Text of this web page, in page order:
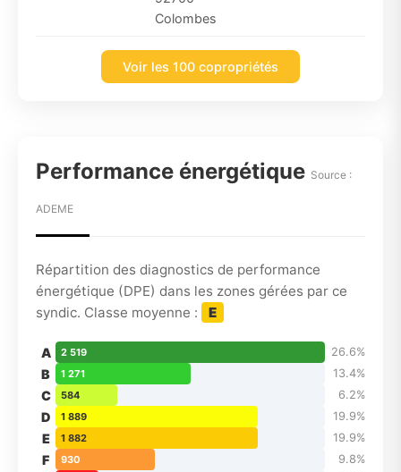
Colombes
Voir les 100 copropriétés
Performance énergétique Source :
ADEME
Répartition des diagnostics de performance
énergétique (DPE) dans les zones gérées par ce
syndic. Classe moyenne :
E
A 2 519 26.6%
B 1 271 13.4%
C 584 6.2%
D 1 889 19.9%
E 1 882 19.9%
F 930 9.8%